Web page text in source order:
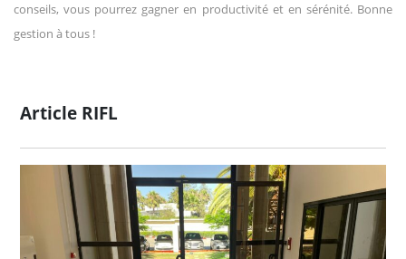
conseils, vous pourrez gagner en productivité et en sérénité. Bonne
gestion à tous !
Article RIFL